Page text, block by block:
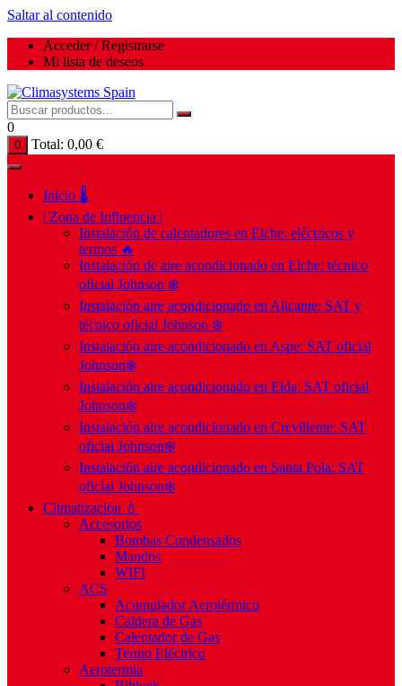
Saltar al contenido
Acceder / Registrarse
Mi lista de deseos
0
0 Total: 0,00 €
Inicio 🌡️
| Zona de Influencia |
Instalación de calentadores en Elche: eléctricos y
termos 🔥
Instalación de aire acondicionado en Elche: técnico
oficial Johnson ❄️
Instalación aire acondicionado en Alicante: SAT y
técnico oficial Johnson ❄️
Instalación aire acondicionado en Aspe: SAT oficial
Johnson❄️
Instalación aire acondicionado en Elda: SAT oficial
Johnson❄️
Instalación aire acondicionado en Crevillente: SAT
oficial Johnson❄️
Instalación aire acondicionado en Santa Pola: SAT
oficial Johnson❄️
Climatización 💧
Accesorios
Bombas Condensados
Mandos
WIFI
ACS
Acumulador Aerotérmico
Caldera de Gas
Calentador de Gas
Termo Eléctrico
Aerotermia